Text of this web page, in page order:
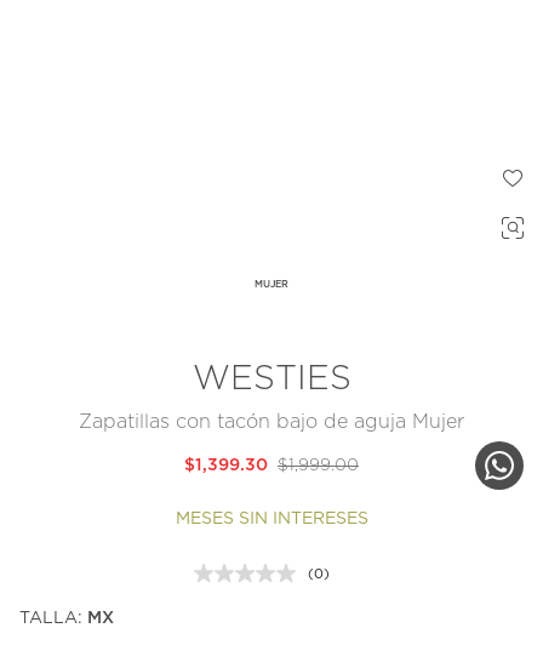
MUJER
WESTIES
Zapatillas con tacón bajo de aguja Mujer
$1,999.00
$1,399.30
MESES SIN INTERESES
Sin
(0)
TALLA: MX